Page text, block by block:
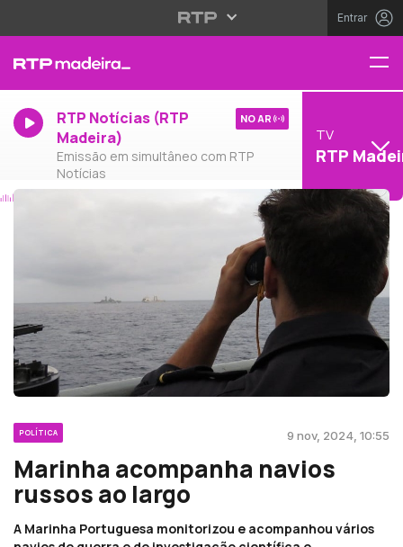
Entrar
RTP Notícias (RTP
Madeira)
Emissão em simultâneo com RTP
Notícias
NO AR
TV
RTP
POLÍTICA 9 nov, 2024, 10:55
Marinha acompanha navios
russos ao largo
A Marinha Portuguesa monitorizou e acompanhou vários